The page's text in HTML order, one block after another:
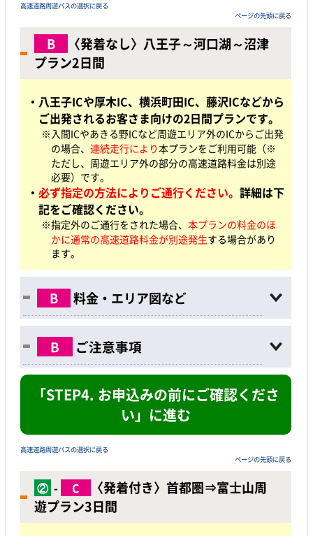
高速道路周遊パスの選択に戻る
ページの先頭に戻る
B
〈発着なし〉八王子～河口湖～沼津
プラン2日間
・八王子ICや厚木IC、横浜町田IC、藤沢ICなどから
ご出発されるお客さま向けの2日間プランです。
※入間ICやあきる野ICなど周遊エリア外のICからご出発
の場合、 連続走行により本プランをご利用可能（※
ただし、周遊エリア外の部分の高速道路料金は別途
必要）です。
・ 必ず指定の方法によりご通行ください。 詳細は下
記をご確認ください。
※指定外のご通行をされた場合、 本プランの料金のほ
かに通常の高速道路料金が別途発生する場合があり
ます。
B 料金・エリア図など
B ご注意事項
「STEP4. お申込みの前にご確認くださ
い」に進む
高速道路周遊パスの選択に戻る
ページの先頭に戻る
② - C 〈発着付き〉首都圏⇒富士山周
遊プラン3日間